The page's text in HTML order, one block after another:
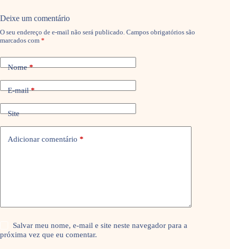
Deixe um comentário
O seu endereço de e-mail não será publicado. Campos obrigatórios são
marcados com *
Nome*
E-mail*
Site
Adicionar comentário *
Salvar meu nome, e-mail e site neste navegador para a
próxima vez que eu comentar.